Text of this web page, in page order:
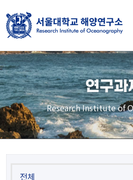
연구과
Research Institute of
사이
RIO 소개
인사말